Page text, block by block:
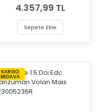
4.357,99 TL
Sepete Ekle
KARGO
BEDAVA